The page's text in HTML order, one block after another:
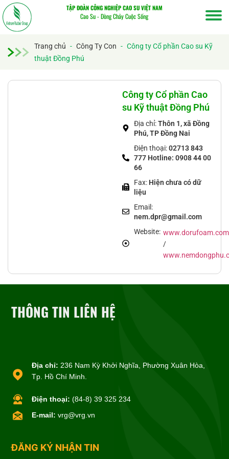
TẬP ĐOÀN CÔNG NGHIỆP CAO SU VIỆT NAM
Cao Su - Dòng Chảy Cuộc Sống
Trang chủ - Công Ty Con - Công ty Cổ phần Cao su Kỹ
thuật Đồng Phú
Công ty Cổ phần Cao
su Kỹ thuật Đồng Phú
Địa chỉ:Thôn 1, xã Đồng
Phú, TP Đồng Nai
Điện thoại:02713 843
777 Hotline: 0908 44 00
66
Fax: Hiện chưa có dữ
liệu
Email:
nem.dpr@gmail.com
Website: www.dorufoam.com
/
THÔNG TIN LIÊN HỆ
Địa chỉ: 236 Nam Kỳ Khởi Nghĩa, Phường Xuân Hòa,
Tp. Hồ Chí Minh.
Điện thoại: (84-8) 39 325 234
E-mail: vrg@vrg.vn
ĐĂNG KÝ NHẬN TIN
kiếm...